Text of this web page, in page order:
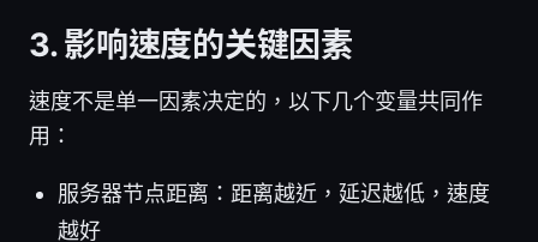
3. 影响速度的关键因素
速度不是单一因素决定的，以下几个变量共同作
用：
服务器节点距离：距离越近，延迟越低，速度
越好